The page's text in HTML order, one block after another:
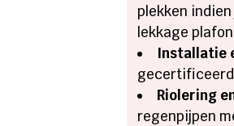
plekken
lekkage
Installatie
Riolering
regenpijpen